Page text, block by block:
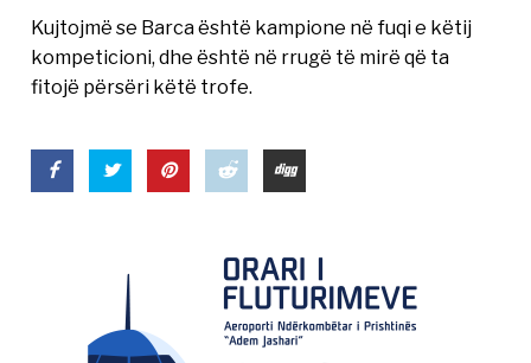
Kujtojmë se Barca është kampione në fuqi e këtij
kompeticioni, dhe është në rrugë të mirë që ta
fitojë përsëri këtë trofe.